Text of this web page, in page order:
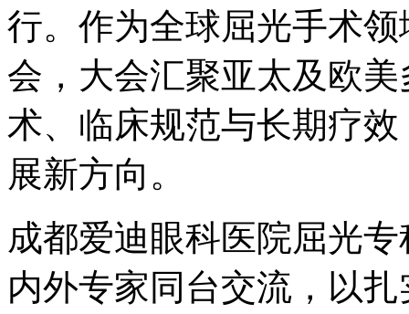
行。作为全球屈光手术
会，大会汇聚亚太及欧
术、临床规范与长期疗
展新方向。
成都爱迪眼科医院屈光
内外专家同台交流，以